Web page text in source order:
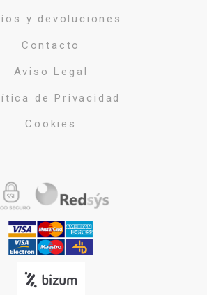
y devoluciones
Contacto
Aviso Legal
de Privacidad
Cookies